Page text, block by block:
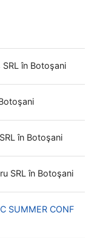
în Botoşani
în Botoşani
SRL în Botoşani
SUMMER CONF